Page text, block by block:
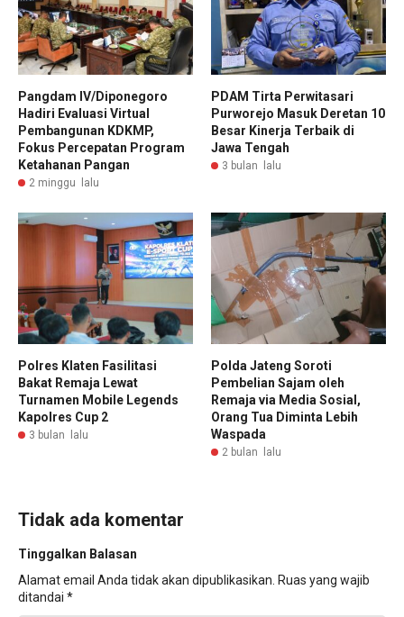
Pangdam IV/Diponegoro
Hadiri Evaluasi Virtual
Pembangunan KDKMP,
Fokus Percepatan Program
Ketahanan Pangan
2 minggu lalu
PDAM Tirta Perwitasari
Purworejo Masuk Deretan 10
Besar Kinerja Terbaik di
Jawa Tengah
3 bulan lalu
Polres Klaten Fasilitasi
Bakat Remaja Lewat
Turnamen Mobile Legends
Kapolres Cup 2
3 bulan lalu
Polda Jateng Soroti
Pembelian Sajam oleh
Remaja via Media Sosial,
Orang Tua Diminta Lebih
Waspada
2 bulan lalu
Tidak ada komentar
Tinggalkan Balasan
Alamat email Anda tidak akan dipublikasikan. Ruas yang wajib
ditandai *